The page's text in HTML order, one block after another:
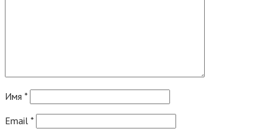
Имя *
Email *